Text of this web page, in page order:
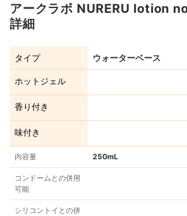
アークラボ NURERU lotion
詳細
タイプ ウォーターベース
ホットジェル
香り付き
味付き
内容量 250mL
コンドームとの併用
可能
シリコントイとの併